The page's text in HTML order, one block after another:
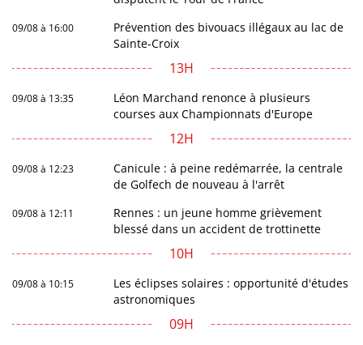
09/08 à 16:00
Prévention des bivouacs illégaux au lac de
Sainte-Croix
13H
09/08 à 13:35
Léon Marchand renonce à plusieurs
courses aux Championnats d'Europe
12H
09/08 à 12:23
Canicule : à peine redémarrée, la centrale
de Golfech de nouveau à l'arrêt
09/08 à 12:11
Rennes : un jeune homme grièvement
blessé dans un accident de trottinette
10H
09/08 à 10:15
Les éclipses solaires : opportunité d'études
astronomiques
09H